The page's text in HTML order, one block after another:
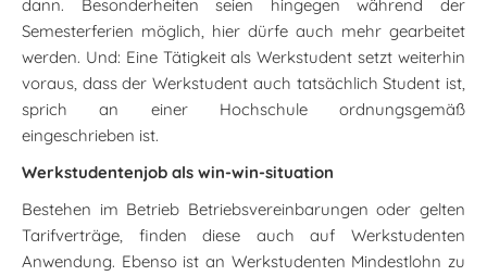
dann. Besonderheiten seien hingegen während der
Semesterferien möglich, hier dürfe auch mehr gearbeitet
werden. Und: Eine Tätigkeit als Werkstudent setzt weiterhin
voraus, dass der Werkstudent auch tatsächlich Student ist,
sprich an einer Hochschule ordnungsgemäß
eingeschrieben ist.
Werkstudentenjob als win-win-situation
Bestehen im Betrieb Betriebsvereinbarungen oder gelten
Tarifverträge, finden diese auch auf Werkstudenten
Anwendung. Ebenso ist an Werkstudenten Mindestlohn zu